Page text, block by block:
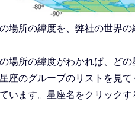
場所の緯度を、弊社の世界
場所の緯度がわかれば、ど
座のグループのリストを見
います。星座名をクリック